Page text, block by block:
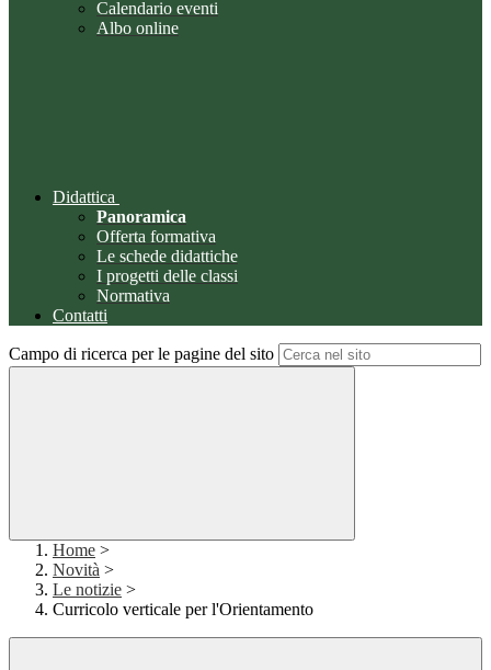
Calendario eventi
Albo online
Didattica
Panoramica
Offerta formativa
Le schede didattiche
I progetti delle classi
Normativa
Contatti
Campo di ricerca per le pagine del sito
Home >
Novità >
Le notizie >
Curricolo verticale per l'Orientamento